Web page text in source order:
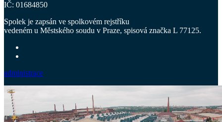
IČ: 01684850
Spolek je zapsán ve spolkovém rejstříku
vedeném u Městského soudu v Praze, spisová značka L 77125.
administrace